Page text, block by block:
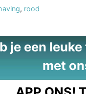
, rood
je een
met